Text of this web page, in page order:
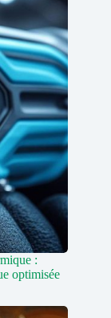
:
optimisée